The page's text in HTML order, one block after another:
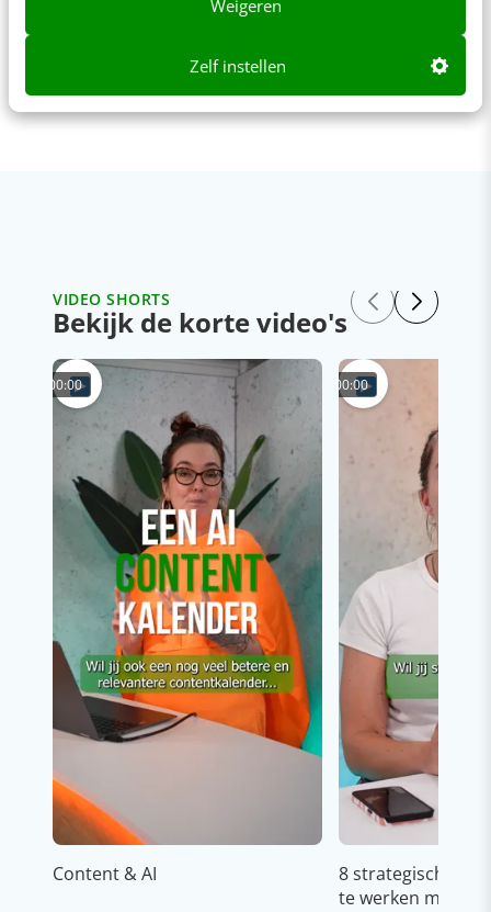
Weigeren
Zelf instellen
VIDEO SHORTS
Bekijk de korte video's
00:00
Content & AI
00:00
8 strategische
te werken met